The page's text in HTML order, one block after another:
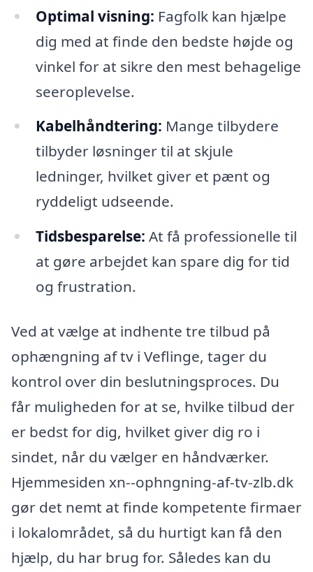
Optimal visning: Fagfolk kan hjælpe
dig med at finde den bedste højde og
vinkel for at sikre den mest behagelige
seeroplevelse.
Kabelhåndtering: Mange tilbydere
tilbyder løsninger til at skjule
ledninger, hvilket giver et pænt og
ryddeligt udseende.
Tidsbesparelse: At få professionelle til
at gøre arbejdet kan spare dig for tid
og frustration.
Ved at vælge at indhente tre tilbud på
ophængning af tv i Veflinge, tager du
kontrol over din beslutningsproces. Du
får muligheden for at se, hvilke tilbud der
er bedst for dig, hvilket giver dig ro i
sindet, når du vælger en håndværker.
Hjemmesiden xn--ophngning-af-tv-zlb.dk
gør det nemt at finde kompetente firmaer
i lokalområdet, så du hurtigt kan få den
hjælp, du har brug for. Således kan du